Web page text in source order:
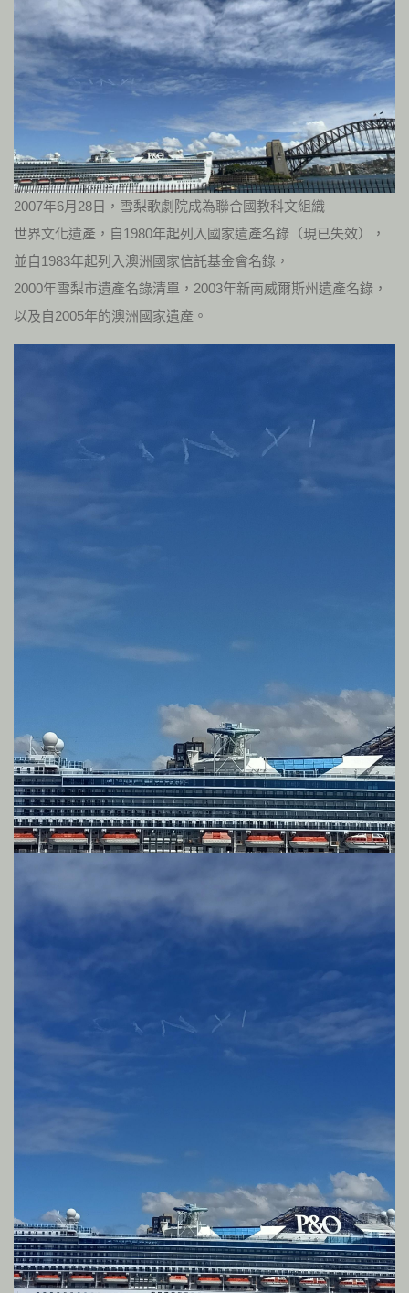
2007年6月28日，雪梨歌劇院成為聯合國教科文組織
世界文化遺產，自1980年起列入國家遺產名錄（現已失效），
並自1983年起列入澳洲國家信託基金會名錄，
2000年雪梨市遺產名錄清單，2003年新南威爾斯州遺產名錄，
以及自2005年的澳洲國家遺產。